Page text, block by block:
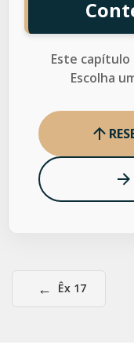
Este
Escolha
← Êx 17